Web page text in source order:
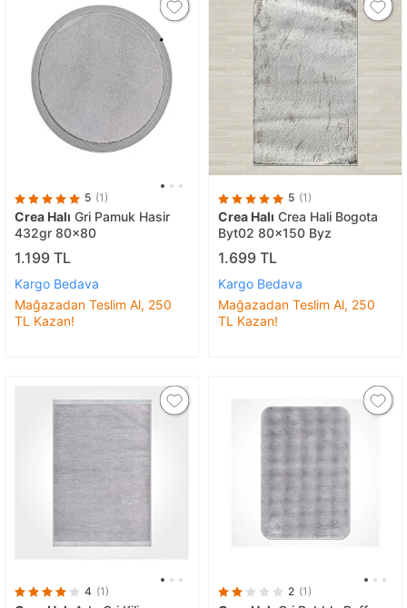
5 (1)
Crea Halı Gri Pamuk Hasir
432gr 80x80
1.199 TL
Kargo Bedava
Mağazadan Teslim Al, 250
TL Kazan!
5 (1)
Crea Halı Crea Hali Bogota
Byt02 80x150 Byz
1.699 TL
Kargo Bedava
Mağazadan Teslim Al, 250
TL Kazan!
4 (1) 2 (1)